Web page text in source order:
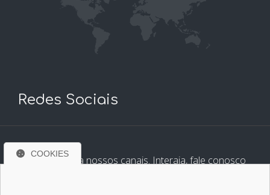
Redes Sociais
Conheça e siga nossos canais. Interaja, fale conosco
COOKIES